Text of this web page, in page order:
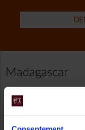
Madagascar
TOUS